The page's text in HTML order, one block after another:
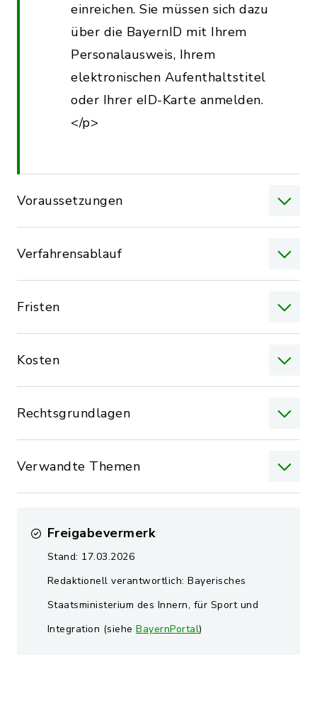
einreichen. Sie müssen sich dazu
über die BayernID mit Ihrem
Personalausweis, Ihrem
elektronischen Aufenthaltstitel
oder Ihrer eID-Karte anmelden.
</p>
Voraussetzungen
Verfahrensablauf
Fristen
Kosten
Rechtsgrundlagen
Verwandte Themen
Freigabevermerk
Stand: 17.03.2026
Redaktionell verantwortlich: Bayerisches
Staatsministerium des Innern, für Sport und
Integration (siehe BayernPortal)